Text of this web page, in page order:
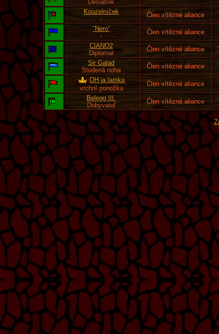
Desiatnik
Kouzelníček
-
Člen vítězné aliance
ˇNeroˇ
-
Člen vítězné aliance
CIANO2
Diplomat
Člen vítězné aliance
Sir Galad
Studená noha
Člen vítězné aliance
OH ja lamka
vrchní ponožka
Člen vítězné aliance
Belegg III.
Dobyvateľ
Člen vítězné aliance